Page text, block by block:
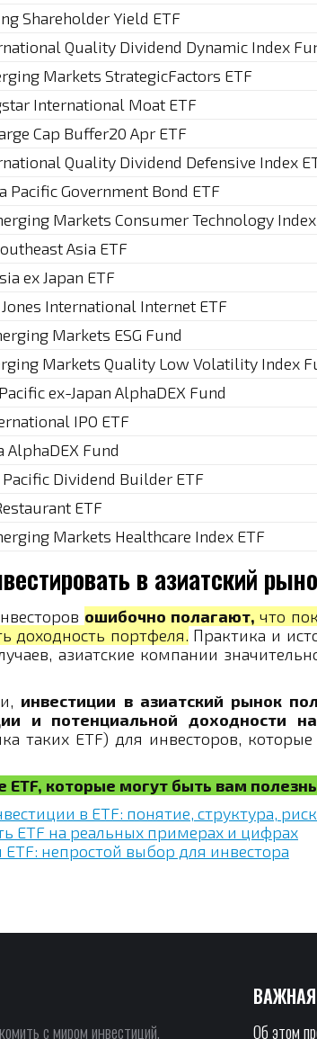
Shareholder Yield ETF
Quality Dividend Dynamic Index
Markets StrategicFactors ETF
International Moat ETF
Cap Buffer20 Apr ETF
Quality Dividend Defensive Index
Pacific Government Bond ETF
Markets Consumer Technology
Asia ETF
ex Japan ETF
International Internet ETF
Markets ESG Fund
Markets Quality Low Volatility Index
ex-Japan AlphaDEX Fund
IPO ETF
AlphaDEX Fund
Dividend Builder ETF
ETF
Markets Healthcare Index ETF
в азиатский
ошибочно полагают, что
доходность портфеля. Практика и
азиатские компании
инвестиции в азиатский рынок
и потенциальной доходности
таких ETF) для инвесторов,
ETF, которые могут быть вам
в ETF: понятие, структура,
ETF на реальных примерах и цифрах
непростой выбор для инвестора
с миром инвестиций, Об этом